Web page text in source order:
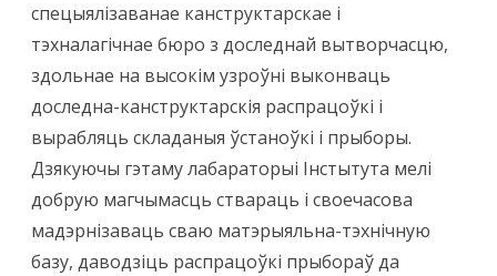
спецыялізаванае канструктарскае і
тэхналагічнае бюро з доследнай вытворчасцю,
здольнае на высокім узроўні выконваць
доследна-канструктарскія распрацоўкі і
вырабляць складаныя ўстаноўкі і прыборы.
Дзякуючы гэтаму лабараторыі Інстытута мелі
добрую магчымасць ствараць і своечасова
мадэрнізаваць сваю матэрыяльна-тэхнічную
базу, даводзіць распрацоўкі прыбораў да